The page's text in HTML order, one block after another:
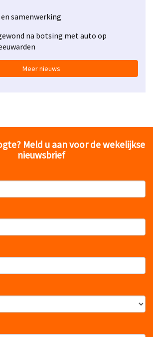
samenwerking
na botsing met auto op
Meer nieuws
Meld u aan voor de wekelijkse
nieuwsbrief